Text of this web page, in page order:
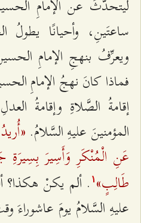
لیتحدَّثَ عن الإمامِ
ساعتَینِ، وأحیانًا
ویعرِّفُ بنهجِ الإمامِ
فماذا كانَ نهجُ الإمامِ
إقامةُ الصَّلاةِ وإقامةُ
المؤمنینَ علیهِ السَّلامُ.
عَنِ الْمُنْكَرِ وَأَسِیرَ
طَالِبٍ» ۱ . ألم یكنْ هكذا؟
علیهِ السَّلامُ یومَ